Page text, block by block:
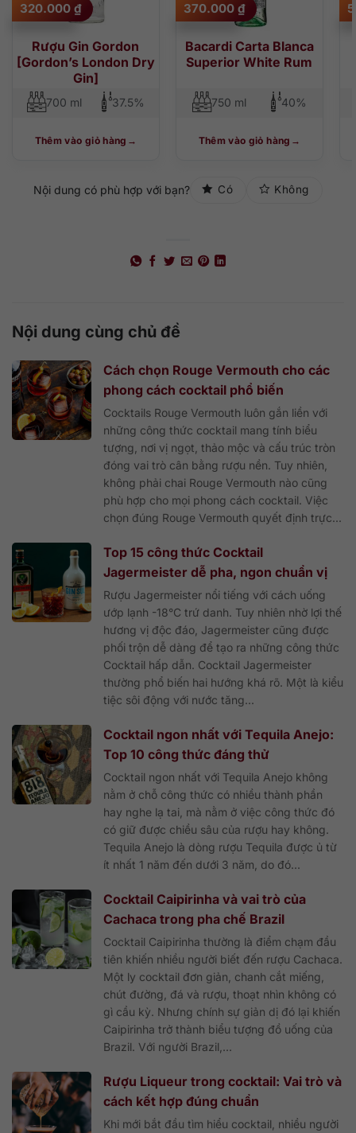
Rượu Gin Gordon
[Gordon’s London Dry
Gin]
320.000 ₫
700 ml 37.5%
Thêm vào giỏ hàng
Bacardi Carta Blanca
Superior White Rum
370.000 ₫
750 ml 40%
Thêm vào giỏ hàng
Nội dung có phù hợp với bạn? Có Không
Nội dung cùng chủ đề
Cách chọn Rouge Vermouth cho các
phong cách cocktail phổ biến
Cocktails Rouge Vermouth luôn gắn liền với
những công thức cocktail mang tính biểu
tượng, nơi vị ngọt, thảo mộc và cấu trúc tròn
đóng vai trò cân bằng rượu nền. Tuy nhiên,
không phải chai Rouge Vermouth nào cũng
phù hợp cho mọi phong cách cocktail. Việc
chọn đúng Rouge Vermouth quyết định trực...
Top 15 công thức Cocktail
Jagermeister dễ pha, ngon chuẩn vị
Rượu Jagermeister nổi tiếng với cách uống
ướp lạnh -18°C trứ danh. Tuy nhiên nhờ lợi thế
hương vị độc đáo, Jagermeister cũng được
phối trộn dễ dàng để tạo ra những công thức
Cocktail hấp dẫn. Cocktail Jagermeister
thường phổ biến hai hướng khá rõ. Một là kiểu
tiệc sôi động với nước tăng...
Cocktail ngon nhất với Tequila Anejo:
Top 10 công thức đáng thử
Cocktail ngon nhất với Tequila Anejo không
nằm ở chỗ công thức có nhiều thành phần
hay nghe lạ tai, mà nằm ở việc công thức đó
có giữ được chiều sâu của rượu hay không.
Tequila Anejo là dòng rượu Tequila được ủ từ
ít nhất 1 năm đến dưới 3 năm, do đó...
Cocktail Caipirinha và vai trò của
Cachaca trong pha chế Brazil
Cocktail Caipirinha thường là điểm chạm đầu
tiên khiến nhiều người biết đến rượu Cachaca.
Một ly cocktail đơn giản, chanh cắt miếng,
chút đường, đá và rượu, thoạt nhìn không có
gì cầu kỳ. Nhưng chính sự giản dị đó lại khiến
Caipirinha trở thành biểu tượng đồ uống của
Brazil. Với người Brazil,...
Rượu Liqueur trong cocktail: Vai trò và
cách kết hợp đúng chuẩn
Khi mới bắt đầu tìm hiểu cocktail, nhiều người